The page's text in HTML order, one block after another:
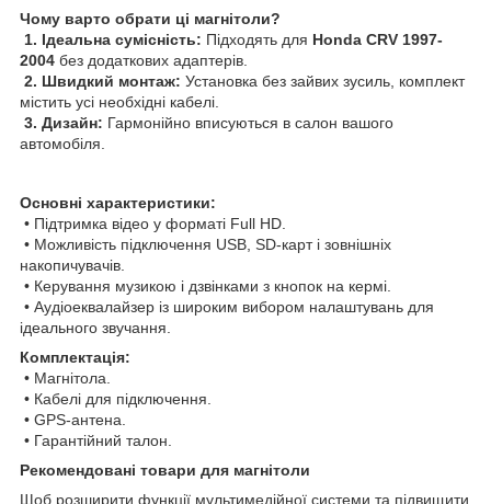
Чому варто обрати ці магнітоли?
1. Ідеальна сумісність: Підходять для Honda CRV 1997-
2004 без додаткових адаптерів.
2. Швидкий монтаж: Установка без зайвих зусиль, комплект
містить усі необхідні кабелі.
3. Дизайн: Гармонійно вписуються в салон вашого
автомобіля.
Основні характеристики:
• Підтримка відео у форматі Full HD.
• Можливість підключення USB, SD-карт і зовнішніх
накопичувачів.
• Керування музикою і дзвінками з кнопок на кермі.
• Аудіоеквалайзер із широким вибором налаштувань для
ідеального звучання.
Комплектація:
• Магнітола.
• Кабелі для підключення.
• GPS-антена.
• Гарантійний талон.
Рекомендовані товари для магнітоли
Щоб розширити функції мультимедійної системи та підвищити